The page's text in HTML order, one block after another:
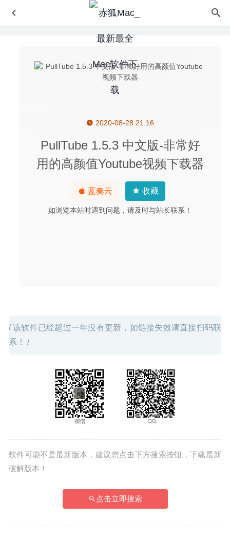
2020-08-28 21:16
PullTube 1.5.3 中文版-非常好
用的高颜值Youtube视频下载器
蓝奏云 收藏
如浏览本站时遇到问题，请及时与站长联系！
/ 该软件已经超过一年没有更新，如链接失效请直接扫码联
系！ /
软件可能不是最新版本，建议您点击下方搜索按钮，下载最新
破解版本！
点击立即搜索
Wondershare UniConverter 11.6.7.5 中文版-最好的视频格
Mac DVDRipper Pro 14.0.2 – 非常优秀的DVD光盘翻录工
2026-01-12
Sidify Music Converter 2.5.1 中文版 – Spotify音乐格式转换
Cisdem DVD Burner 8.2.0 – DVD光盘刻录软件 2026-07-30